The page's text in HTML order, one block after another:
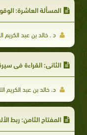
المسألة العاشرة:
د . خالد بن عبد الكريم
الثاني: القراءة في
د. خالد بن عبد الكريم
المفتاح الثامن: ربط